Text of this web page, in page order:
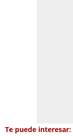
Te puede interesar: